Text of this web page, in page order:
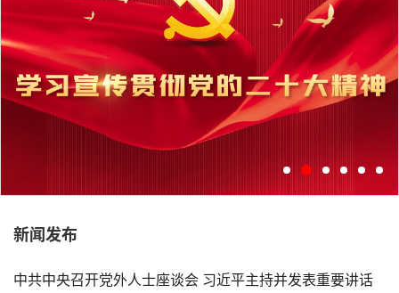
学习宣传贯彻党的二十大精神
新闻发布
中共中央召开党外人士座谈会 习近平主持并发表重要讲话